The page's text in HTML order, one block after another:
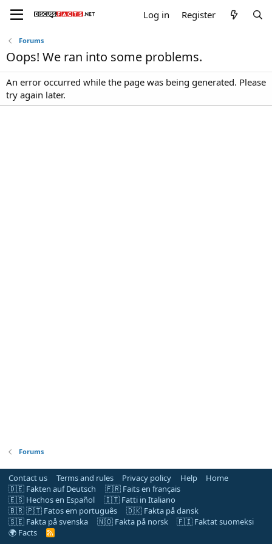
Log in Register
Forums
Oops! We ran into some problems.
An error occurred while the page was being generated. Please
try again later.
Forums
Contact us Terms and rules Privacy policy Help
Home
🇩🇪 Fakten auf Deutsch
🇫🇷 Faits en français
🇪🇸 Hechos en Español
🇮🇹 Fatti in Italiano
🇧🇷 🇵🇹 Fatos em português
🇩🇰 Fakta på dansk
🇸🇪 Fakta på svenska
🇳🇴 Fakta på norsk
🇫🇮 Faktat suomeksi
🌍 Facts
R